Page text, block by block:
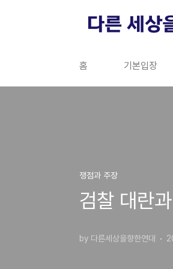
홈 기본입장
쟁점과 주장
검찰 대란
by 다른세상을향한연대